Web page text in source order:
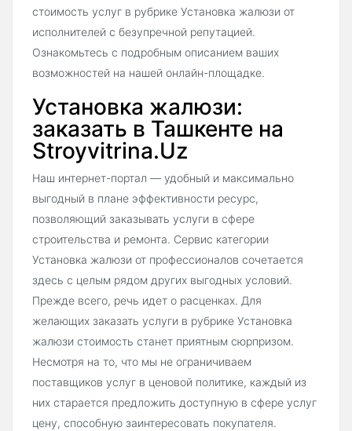
стоимость услуг в рубрике Установка жалюзи от
исполнителей с безупречной репутацией.
Ознакомьтесь с подробным описанием ваших
возможностей на нашей онлайн-площадке.
Установка жалюзи:
заказать в Ташкенте на
Stroyvitrina.Uz
Наш интернет-портал — удобный и максимально
выгодный в плане эффективности ресурс,
позволяющий заказывать услуги в сфере
строительства и ремонта. Сервис категории
Установка жалюзи от профессионалов сочетается
здесь с целым рядом других выгодных условий.
Прежде всего, речь идет о расценках. Для
желающих заказать услуги в рубрике Установка
жалюзи стоимость станет приятным сюрпризом.
Несмотря на то, что мы не ограничиваем
поставщиков услуг в ценовой политике, каждый из
них старается предложить доступную в сфере услуг
цену, способную заинтересовать покупателя.